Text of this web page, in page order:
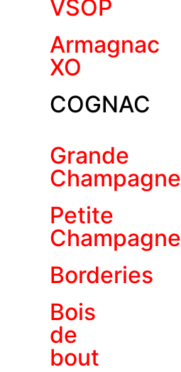
VSOP
Armagnac
XO
COGNAC
Grande
Champagne
Petite
Champagne
Borderies
Bois
de
bout